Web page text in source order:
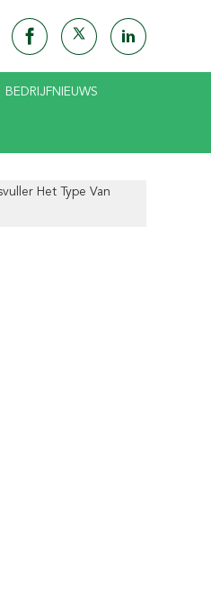
BEDRIJFNIEUWS
Het Type Van